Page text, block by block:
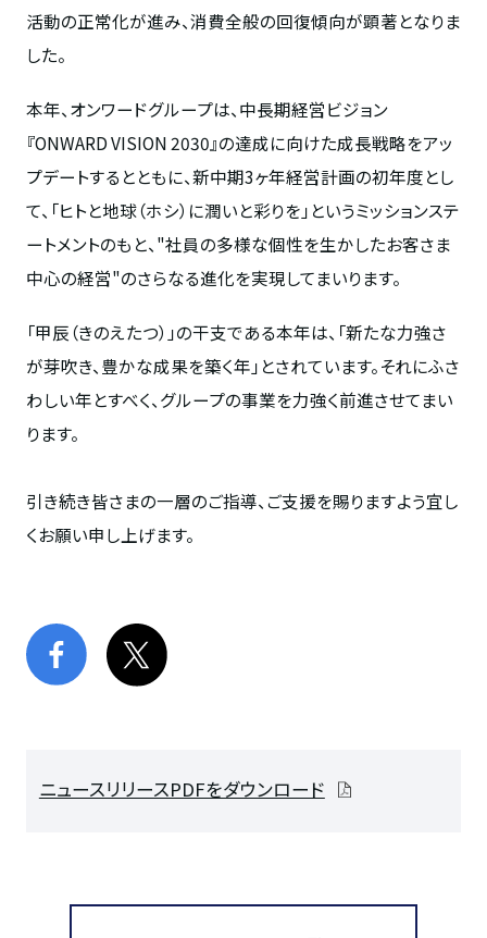
活動の正常化が進み、消費全般の回復傾向が顕著となりま
した。
本年、オンワードグループは、中長期経営ビジョン
『ONWARD VISION 2030』の達成に向けた成長戦略をアッ
プデートするとともに、新中期3ヶ年経営計画の初年度とし
て、「ヒトと地球（ホシ）に潤いと彩りを」というミッションステ
ートメントのもと、"社員の多様な個性を生かしたお客さま
中心の経営"のさらなる進化を実現してまいります。
「甲辰（きのえたつ）」の干支である本年は、「新たな力強さ
が芽吹き、豊かな成果を築く年」とされています。それにふさ
わしい年とすべく、グループの事業を力強く前進させてまい
ります。
引き続き皆さまの一層のご指導、ご支援を賜りますよう宜し
くお願い申し上げます。
ニュースリリースPDFをダウンロード